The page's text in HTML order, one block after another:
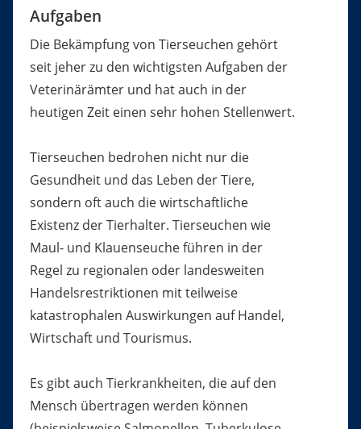
Aufgaben
Die Bekämpfung von Tierseuchen gehört
seit jeher zu den wichtigsten Aufgaben der
Veterinärämter und hat auch in der
heutigen Zeit einen sehr hohen Stellenwert.
Tierseuchen bedrohen nicht nur die
Gesundheit und das Leben der Tiere,
sondern oft auch die wirtschaftliche
Existenz der Tierhalter. Tierseuchen wie
Maul- und Klauenseuche führen in der
Regel zu regionalen oder landesweiten
Handelsrestriktionen mit teilweise
katastrophalen Auswirkungen auf Handel,
Wirtschaft und Tourismus.
Es gibt auch Tierkrankheiten, die auf den
Mensch übertragen werden können